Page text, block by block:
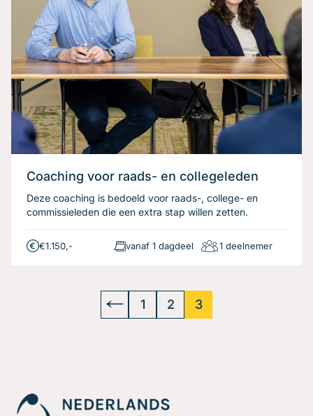
Coaching voor raads- en collegeleden
Deze coaching is bedoeld voor raads-, college- en
commissieleden die een extra stap willen zetten.
€1.150,- vanaf 1 dagdeel 1 deelnemer
1 2 3